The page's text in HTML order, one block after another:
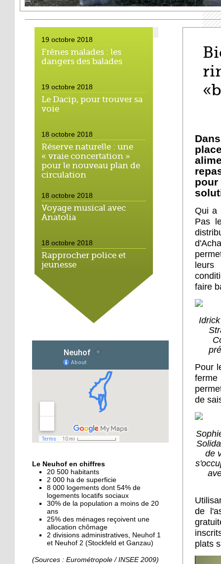
19 octobre 2018
Frênes malades : les
dangers des balades
19 octobre 2018
Le Dacip, pour trouver sa
voie
18 octobre 2018
Réserve naturelle : une
« vraie concertation »
pour le nouveau plan de
circulation
18 octobre 2018
Voyage musical avec
Anatolia
18 octobre 2018
Rapprocher police et
jeunesse
18 octobre 2018
Un jardin face aux
obstacles
Jouer à Fifa à la
médiathèque
16 octobre 2018
«Chacun me propose un
autofinancement là, ce
qui vous vient !»
16 octobre 2018
ciel ouvert »
16 octobre 2018
Un vécu de poids
15 octobre 2018
Difracto : devenir un pro
avec Django
Le Neuhof en chiffres
20 500 habitants
2 000 ha de superficie
8 000 logements dont 54% de
logements locatifs sociaux
30% de la population a moins de 20
ans
25% des ménages reçoivent une
allocation chômage
2 divisions administratives, Neuhof 1
et Neuhof 2 (Stockfeld et Ganzau)
(Sources : Eurométropole / INSEE 2009)
Qui a
Pas
faire
Pour
de
de
de
plats